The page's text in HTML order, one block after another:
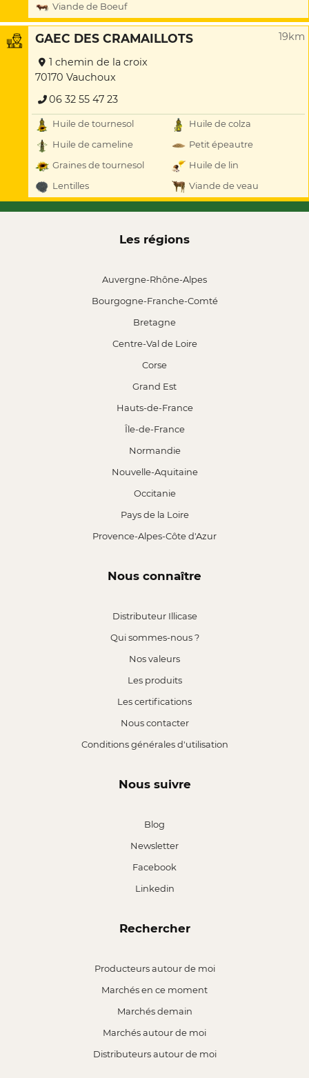
Viande de Boeuf
GAEC DES CRAMAILLOTS 19km
1 chemin de la croix
70170 Vauchoux
06 32 55 47 23
Huile de tournesol
Huile de colza
Huile de cameline
Petit épeautre
Graines de tournesol
Huile de lin
Lentilles
Viande de veau
Les régions
Auvergne-Rhône-Alpes
Bourgogne-Franche-Comté
Bretagne
Centre-Val de Loire
Corse
Grand Est
Hauts-de-France
Île-de-France
Normandie
Nouvelle-Aquitaine
Occitanie
Pays de la Loire
Provence-Alpes-Côte d'Azur
Nous connaître
Distributeur Illicase
Qui sommes-nous ?
Nos valeurs
Les produits
Les certifications
Nous contacter
Conditions générales d'utilisation
Nous suivre
Blog
Newsletter
Facebook
Linkedin
Rechercher
Producteurs autour de moi
Marchés en ce moment
Marchés demain
Marchés autour de moi
Distributeurs autour de moi